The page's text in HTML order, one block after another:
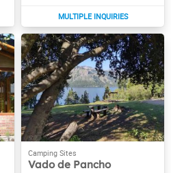
Vado de Pancho